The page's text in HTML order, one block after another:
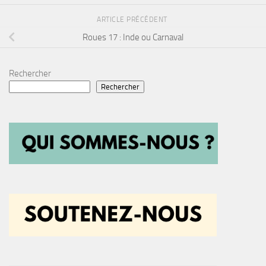
ARTICLE PRÉCÉDENT
Roues 17 : Inde ou Carnaval
Rechercher
Rechercher